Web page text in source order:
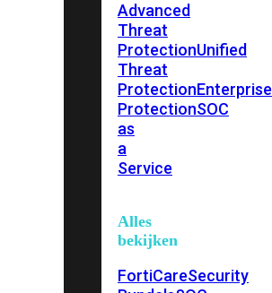
Advanced
Threat
ProtectionUnified
Threat
ProtectionEnterprise
ProtectionSOC
as
a
Service
Alles
bekijken
FortiCareSecurity